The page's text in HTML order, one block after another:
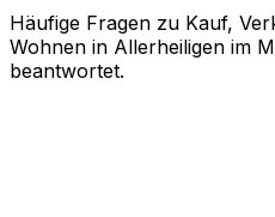
Häufige Fragen zu Kauf,
Wohnen in Allerheiligen im
beantwortet.